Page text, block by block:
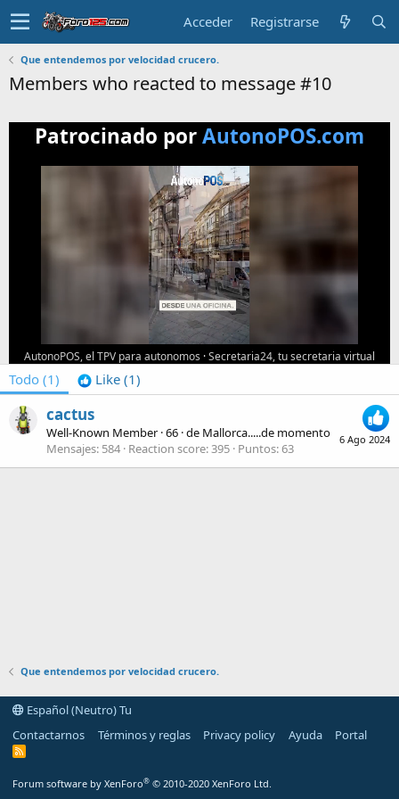
Acceder Registrarse
Que entendemos por velocidad crucero.
Members who reacted to message #10
Patrocinado porAutonoPOS.com
AutonoPOS, el TPV para autonomos ·Secretaria24, tu secretaria virtual
Todo (1) Like (1)
6 Ago 2024
cactus
Well-Known Member ·66 ·de Mallorca.....de momento
Mensajes 584 Reaction score 395 Puntos 63
Que entendemos por velocidad crucero.
Español (Neutro) Tu
Contactarnos
Términos y reglas Privacy policy Ayuda Portal
R
Forum software by XenForo® © 2010-2020 XenForo Ltd.